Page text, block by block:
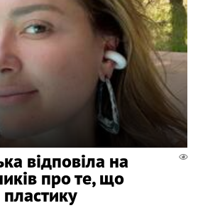
відповіла на
про те, що